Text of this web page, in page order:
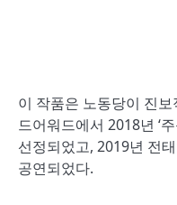
이 작품은 노동당이 진
드어워드에서 2018년 ‘
선정되었고, 2019년 전
공연되었다.